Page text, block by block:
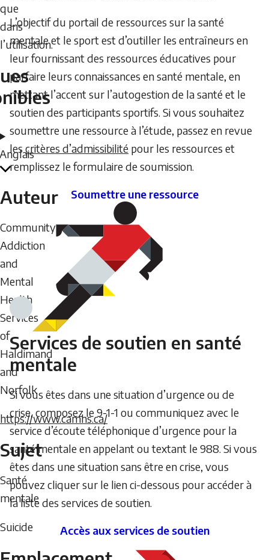
que
dans
l’utilisation.
Anglais
Auteur
Community
Addiction
and
Mental
Health
Services
of
Haldimand
and
Norfolk
https://www.camhs.ca/
Sujet
Santé
mentale
Suicide
L’objectif du portail de ressources sur la santé
mentale et le sport est d’outiller les entraîneurs en
leur fournissant des ressources éducatives pour
parfaire leurs connaissances en santé mentale, en
mettant l’accent sur l’autogestion de la santé et le
soutien des participants sportifs. Si vous souhaitez
soumettre une ressource à l’étude, passez en revue
les critères d’admissibilité pour les ressources et
remplissez le formulaire de soumission.
Soumettre une ressource
Services de soutien en santé
mentale
Si vous êtes dans une situation d’urgence ou de
crise, composez le 9-1-1 ou communiquez avec le
service d’écoute téléphonique d’urgence pour la
santé mentale en appelant ou textant le 988. Si vous
êtes dans une situation sans être en crise, vous
pouvez cliquer sur le lien ci-dessous pour accéder à
la liste des services de soutien.
Accès aux services de soutien